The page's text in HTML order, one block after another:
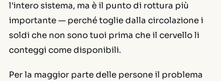
l'intero sistema, ma è il punto di rottura più
importante — perché toglie dalla circolazione i
soldi che non sono tuoi prima che il cervello li
conteggi come disponibili.
Per la maggior parte delle persone il problema